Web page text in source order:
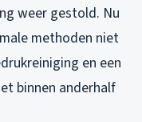
weer gestold. Nu
methoden niet
en een
binnen anderhalf